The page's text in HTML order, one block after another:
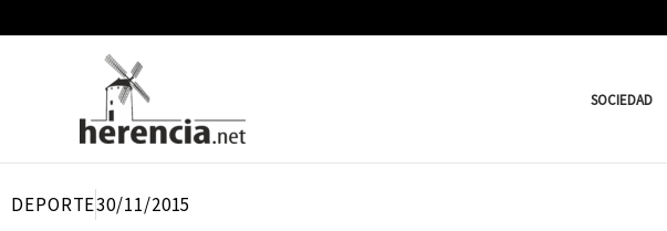
SOCIEDAD
DEPORTE30/11/2015